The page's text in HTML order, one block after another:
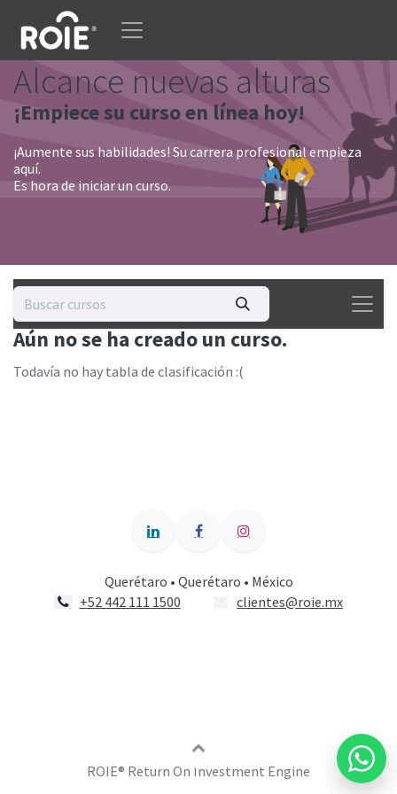
Ir al contenido
Alcance nuevas alturas
¡Empiece su curso en línea hoy!
¡Aumente sus habilidades! Su carrera profesional empieza
aquí.
Es hora de iniciar un curso.
Todavía no hay tabla de clasificación :(
Aún no se ha creado un curso.
Querétaro • Querétaro • México
+52 442 111 1500
clientes@roie.mx
ROIE®️ Return On Investment Engine